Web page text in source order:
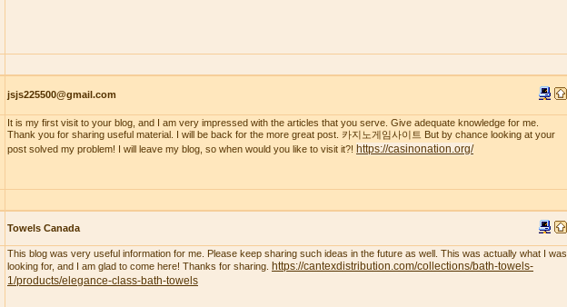
jsjs225500@gmail.com
It is my first visit to your blog, and I am very impressed with the articles that you serve. Give adequate knowledge for me.
Thank you for sharing useful material. I will be back for the more great post. 카지노게임사이트 But by chance looking at your
post solved my problem! I will leave my blog, so when would you like to visit it?! https://casinonation.org/
Towels Canada
This blog was very useful information for me. Please keep sharing such ideas in the future as well. This was actually what I was
looking for, and I am glad to come here! Thanks for sharing.
https://cantexdistribution.com/collections/bath-towels-
1/products/elegance-class-bath-towels